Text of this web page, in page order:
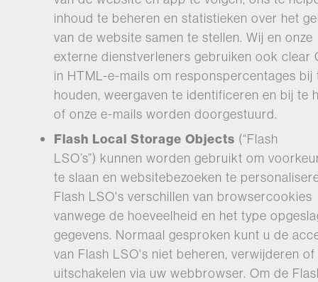
inhoud te beheren en statistieken over het
van de website samen te stellen. Wij en onze
externe dienstverleners gebruiken ook clear
in HTML-e-mails om responspercentages bij
houden, weergaven te identificeren en bij te
of onze e-mails worden doorgestuurd.
Flash Local Storage Objects (“Flash
LSO’s”) kunnen worden gebruikt om
te slaan en websitebezoeken te
Flash LSO's verschillen van browsercookies
vanwege de hoeveelheid en het type
gegevens. Normaal gesproken kunt u de
van Flash LSO's niet beheren, verwijderen of
uitschakelen via uw webbrowser. Om de